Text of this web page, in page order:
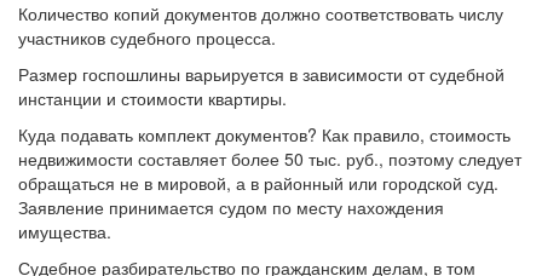
Количество копий документов должно соответствовать числу
участников судебного процесса.
Размер госпошлины варьируется в зависимости от судебной
инстанции и стоимости квартиры.
Куда подавать комплект документов? Как правило, стоимость
недвижимости составляет более 50 тыс. руб., поэтому следует
обращаться не в мировой, а в районный или городской суд.
Заявление принимается судом по месту нахождения
имущества.
Судебное разбирательство по гражданским делам, в том